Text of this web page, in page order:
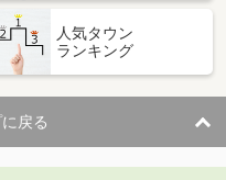
人気タウン
ランキング
戻る